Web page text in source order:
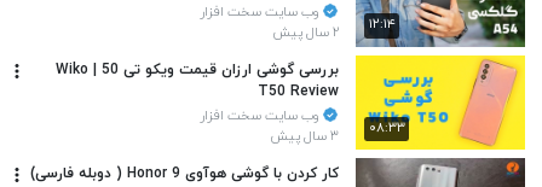
۱۲:۱۴
وب سایت سخت افزار
۲ سال پیش
۰۸:۳۳
بررسی گوشی ارزان قیمت ویکو تی 50 | Wiko
T50 Review
وب سایت سخت افزار
۳ سال پیش
کار کردن با گوشی هوآوی Honor 9 ( دوبله فارسی)